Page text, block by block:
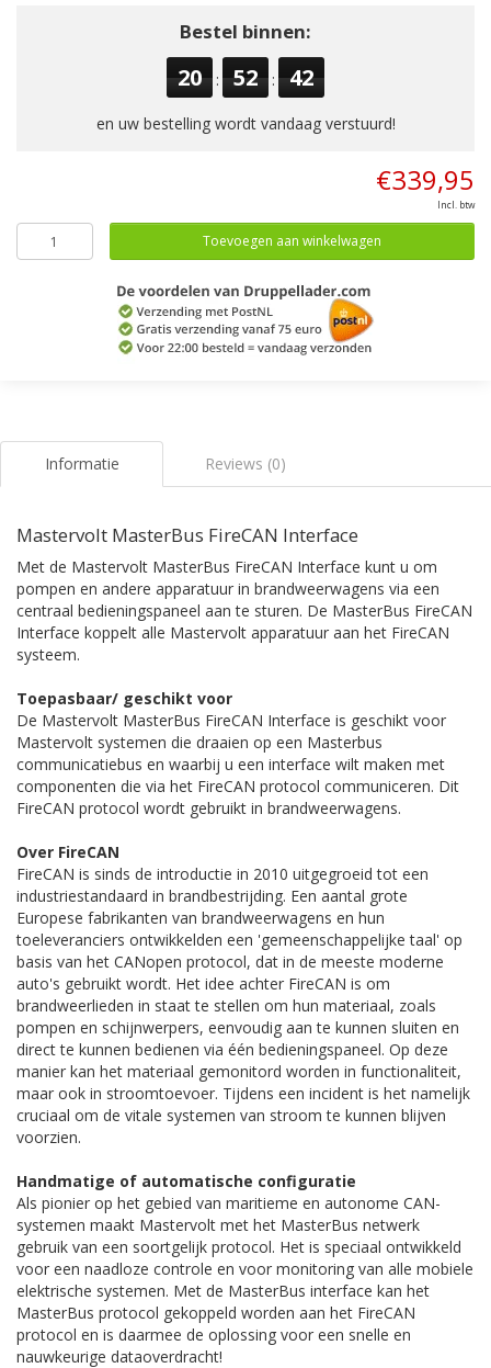
Bestel binnen:
20 : 52 : 42
en uw bestelling wordt vandaag verstuurd!
€339,95
Incl. btw
Toevoegen aan winkelwagen
Informatie Reviews (0)
Mastervolt MasterBus FireCAN Interface
Met de Mastervolt MasterBus FireCAN Interface kunt u om
pompen en andere apparatuur in brandweerwagens via een
centraal bedieningspaneel aan te sturen. De MasterBus FireCAN
Interface koppelt alle Mastervolt apparatuur aan het FireCAN
systeem.
Toepasbaar/ geschikt voor
De Mastervolt MasterBus FireCAN Interface is geschikt voor
Mastervolt systemen die draaien op een Masterbus
communicatiebus en waarbij u een interface wilt maken met
componenten die via het FireCAN protocol communiceren. Dit
FireCAN protocol wordt gebruikt in brandweerwagens.
Over FireCAN
FireCAN is sinds de introductie in 2010 uitgegroeid tot een
industriestandaard in brandbestrijding. Een aantal grote
Europese fabrikanten van brandweerwagens en hun
toeleveranciers ontwikkelden een 'gemeenschappelijke taal' op
basis van het CANopen protocol, dat in de meeste moderne
auto's gebruikt wordt. Het idee achter FireCAN is om
brandweerlieden in staat te stellen om hun materiaal, zoals
pompen en schijnwerpers, eenvoudig aan te kunnen sluiten en
direct te kunnen bedienen via één bedieningspaneel. Op deze
manier kan het materiaal gemonitord worden in functionaliteit,
maar ook in stroomtoevoer. Tijdens een incident is het namelijk
cruciaal om de vitale systemen van stroom te kunnen blijven
voorzien.
Handmatige of automatische configuratie
Als pionier op het gebied van maritieme en autonome CAN-
systemen maakt Mastervolt met het MasterBus netwerk
gebruik van een soortgelijk protocol. Het is speciaal ontwikkeld
voor een naadloze controle en voor monitoring van alle mobiele
elektrische systemen. Met de MasterBus interface kan het
MasterBus protocol gekoppeld worden aan het FireCAN
protocol en is daarmee de oplossing voor een snelle en
nauwkeurige dataoverdracht!